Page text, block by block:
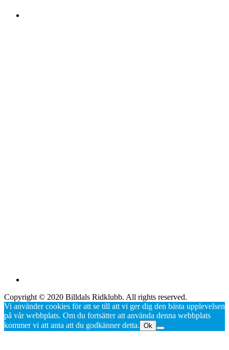
Copyright © 2020 Billdals Ridklubb. All rights reserved.
Vi använder cookies för att se till att vi ger dig den bästa upplevelsen
på vår webbplats. Om du fortsätter att använda denna webbplats
kommer vi att anta att du godkänner detta. Ok